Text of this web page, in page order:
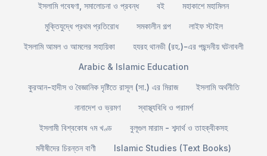
ইসলামি গবেষণা, সমালোচনা ও প্রবন্ধ
বই
মহাকাশে মহামিলন
মুক্তিযুদ্ধে প্রথম প্রতিরোধ
সমকালীন গল্প
লাইফ স্টাইল
ইসলামি আমল ও আমলের সহায়িকা
হযরহ থানভী (রহ.)-এর পছন্দনীয় ঘটনাবলী
Arabic & Islamic Education
কুরআন-হাদীস ও বৈজ্ঞানিক দৃষ্টিতে রাসূল (সা.) এর মিরাজ
ইসলামি অর্থনীতি
নানাদেশ ও ভ্রমণ
স্বাস্থ্যবিধি ও পরামর্শ
ইসলামী বিশ্বকোষ ৭ম খণ্ড
বুলূগুল মারাম - শব্দার্থ ও তাহক্বীকসহ
মনীষীদের চিরন্তন বাণী
Islamic Studies (Text Books)